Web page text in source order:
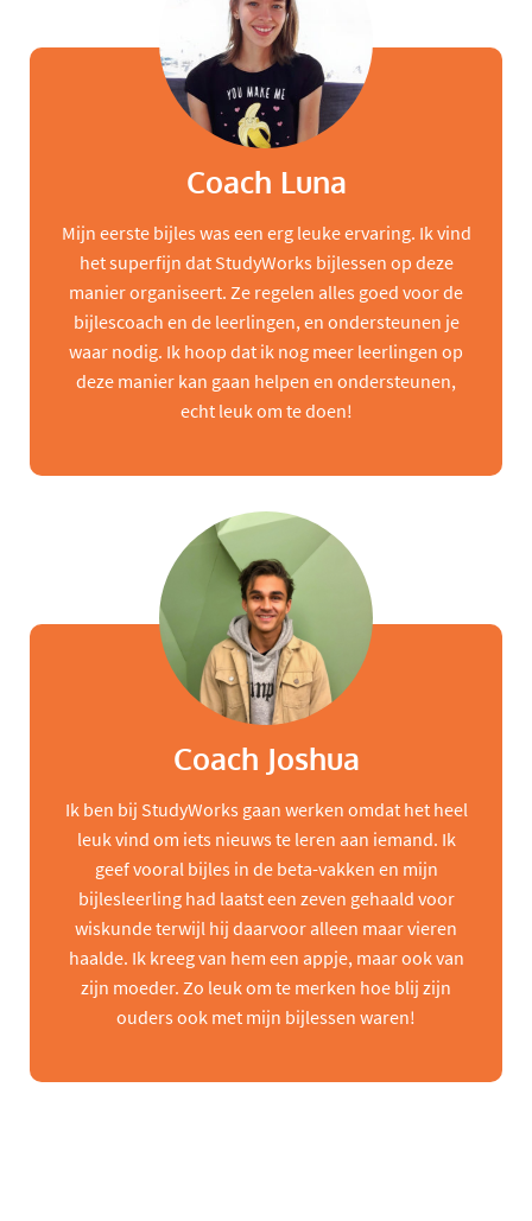
Coach Luna
Mijn eerste bijles was een erg leuke ervaring. Ik vind
het superfijn dat StudyWorks bijlessen op deze
manier organiseert. Ze regelen alles goed voor de
bijlescoach en de leerlingen, en ondersteunen je
waar nodig. Ik hoop dat ik nog meer leerlingen op
deze manier kan gaan helpen en ondersteunen,
echt leuk om te doen!
Coach Joshua
Ik ben bij StudyWorks gaan werken omdat het heel
leuk vind om iets nieuws te leren aan iemand. Ik
geef vooral bijles in de beta-vakken en mijn
bijlesleerling had laatst een zeven gehaald voor
wiskunde terwijl hij daarvoor alleen maar vieren
haalde. Ik kreeg van hem een appje, maar ook van
zijn moeder. Zo leuk om te merken hoe blij zijn
ouders ook met mijn bijlessen waren!